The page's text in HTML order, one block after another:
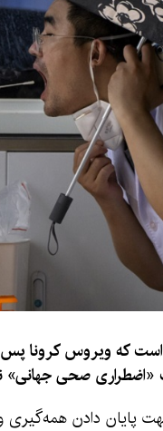
که ویروس کرونا پس
«اضطراری صحی
پایان دادن